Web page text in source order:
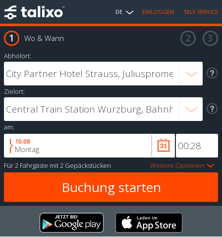
DE EINLOGGEN SELF SERVICE
Wo & Wann
Abholort:
Zielort:
am:
10.08
Montag
Für2 Fahrgäste mit2 Gepäckstücken Weitere Optionen